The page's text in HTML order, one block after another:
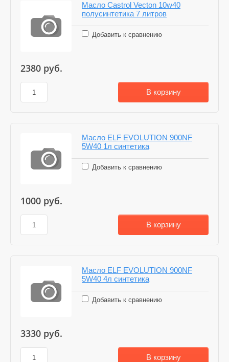
Масло Castrol Vecton 10w40
полусинтетика 7 литров
Добавить к сравнению
2380 руб.
В корзину
Масло ELF EVOLUTION 900NF
5W40 1л синтетика
Добавить к сравнению
1000 руб.
В корзину
Масло ELF EVOLUTION 900NF
5W40 4л синтетика
Добавить к сравнению
3330 руб.
В корзину